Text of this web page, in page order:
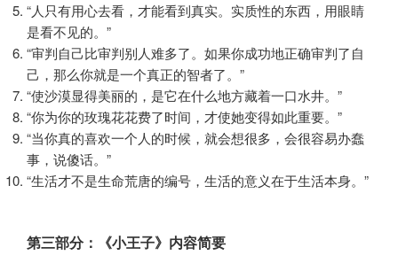
“人只有用心去看，才能看到真实。实质性的东西，用眼睛
是看不见的。”
“审判自己比审判别人难多了。如果你成功地正确审判了自
己，那么你就是一个真正的智者了。”
“使沙漠显得美丽的，是它在什么地方藏着一口水井。”
“你为你的玫瑰花花费了时间，才使她变得如此重要。”
“当你真的喜欢一个人的时候，就会想很多，会很容易办蠢
事，说傻话。”
“生活才不是生命荒唐的编号，生活的意义在于生活本身。”
第三部分：《小王子》内容简要